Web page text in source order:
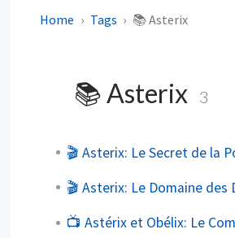
Home Tags 📚 Asterix
📚 Asterix 3
🎬 Asterix: Le Secret de la
🎬 Asterix: Le Domaine des
📺 Astérix et Obélix: Le